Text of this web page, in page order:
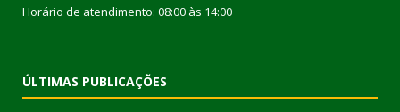
Horário de atendimento: 08:00 às 14:00
ÚLTIMAS PUBLICAÇÕES